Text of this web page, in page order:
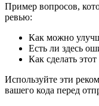
Пример вопросов,
ревью:
Как можно
Есть ли здесь
Как сделать
Используйте эти
вашего кода перед